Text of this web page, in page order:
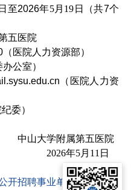
日至2026年5月 19 日（共7个
五医院
（医院人力资源部）
办公室）
（医院人力资
委）
中山大学附属第五医院
2026年5月 11 日
开招聘事业单位工作人员